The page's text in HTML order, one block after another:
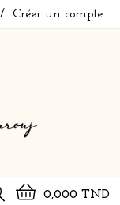
Créer un compte
0,000 TND